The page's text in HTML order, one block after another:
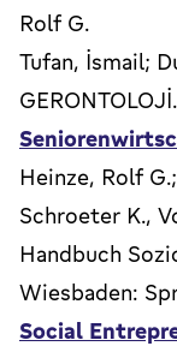
Rolf G.
Tufan, İsmail;
Heinze, Rolf
Schroeter K.,
Handbuch
Wiesbaden:
Social